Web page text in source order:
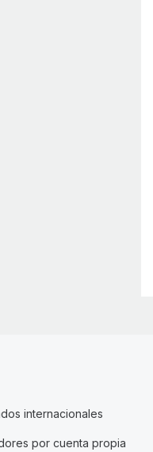
internacionales
por cuenta propia